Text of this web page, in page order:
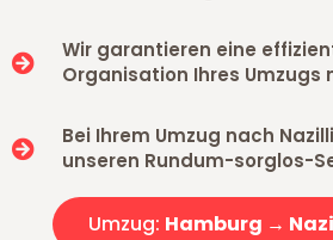
Wir garantieren eine
Organisation Ihres Umzugs
Bei Ihrem Umzug nach
unseren Rundum-sorglos-
Umzug: Hamburg →